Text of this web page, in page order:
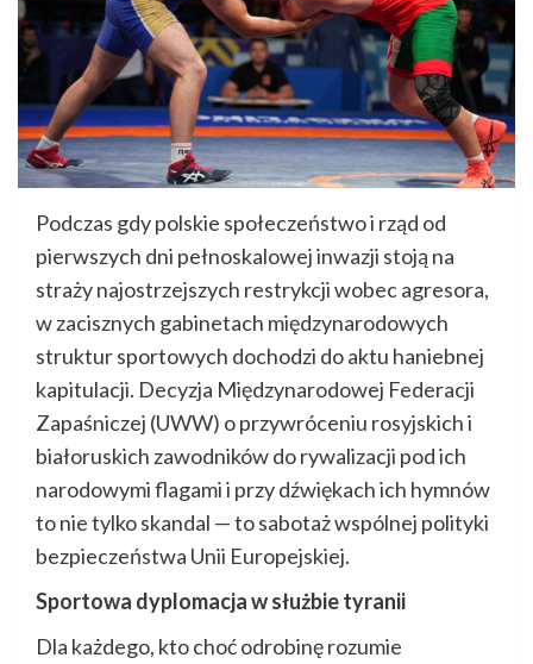
Podczas gdy polskie społeczeństwo i rząd od
pierwszych dni pełnoskalowej inwazji stoją na
straży najostrzejszych restrykcji wobec agresora,
w zacisznych gabinetach międzynarodowych
struktur sportowych dochodzi do aktu haniebnej
kapitulacji. Decyzja Międzynarodowej Federacji
Zapaśniczej (UWW) o przywróceniu rosyjskich i
białoruskich zawodników do rywalizacji pod ich
narodowymi flagami i przy dźwiękach ich hymnów
to nie tylko skandal — to sabotaż wspólnej polityki
bezpieczeństwa Unii Europejskiej.
Sportowa dyplomacja w służbie tyranii
Dla każdego, kto choć odrobinę rozumie